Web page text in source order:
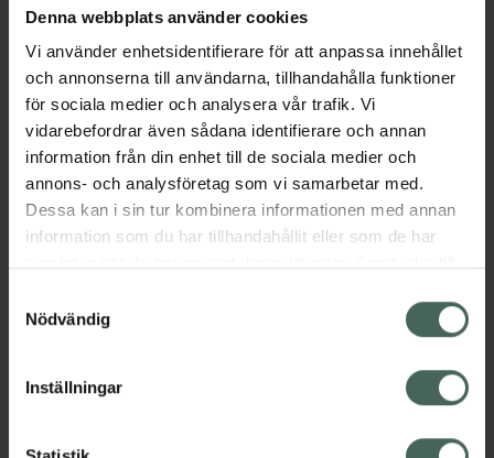
Denna webbplats använder cookies
Vi använder enhetsidentifierare för att anpassa innehållet
och annonserna till användarna, tillhandahålla funktioner
för sociala medier och analysera vår trafik. Vi
vidarebefordrar även sådana identifierare och annan
information från din enhet till de sociala medier och
annons- och analysföretag som vi samarbetar med.
Dessa kan i sin tur kombinera informationen med annan
information som du har tillhandahållit eller som de har
återkalla ditt samtycke via webbplatsens
cookieinställningar. Ett återkallat samtycke påverkar inte
lagligheten av behandling som skett innan återkallelsen.
Nödvändig
Inställningar
Beskrivning Dölj
Läs alltid bipacksedeln innan
användning.
EAN:
07046265819981